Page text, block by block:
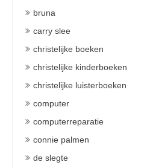
bruna
carry slee
christelijke boeken
christelijke kinderboeken
christelijke luisterboeken
computer
computerreparatie
connie palmen
de slegte